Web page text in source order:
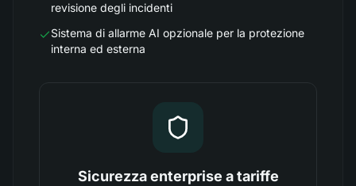
revisione degli incidenti
Sistema di allarme AI opzionale per la protezione
interna ed esterna
Sicurezza enterprise a tariffe